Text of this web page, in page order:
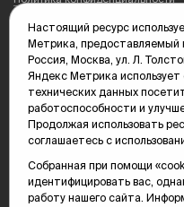
Редакция: 625035, Тюмень, пр.
(3452) 68-89-05
edit@vsluh.ru
Главный редактор: Панкина Т.Ю.
kika@vsluh.ru
По вопросам рекламы:
(3452) 68-89-78
kotovaev@sibinformburo.ru
mim@vsluh.ru
Настоящий ресурс
Метрика, предоставляемый
Россия, Москва, ул. Л.
Яндекс Метрика
технических данных
работоспособности и
Продолжая использовать
соглашаетесь с
Собранная при помощи
идентифицировать вас,
работу нашего сайта.